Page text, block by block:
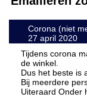
Corona (niet
27 april 2020
Tijdens corona
de winkel.
Dus het beste is
Bij meerdere
Uiteraard Onder